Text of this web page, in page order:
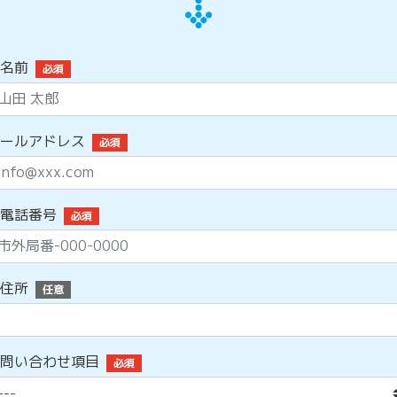
前 必須
ルアドレス 必須
話番号 必須
所 任意
い合わせ項目 必須